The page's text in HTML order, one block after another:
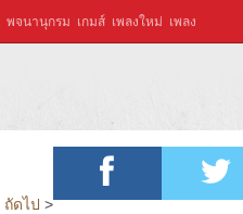
พจนานุกรม เกมส์ เพลงใหม่ เพลง
ถัดไป >